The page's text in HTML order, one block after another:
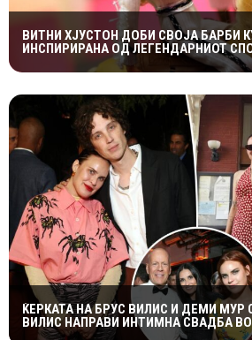
ВИТНИ ХЈУСТОН ДОБИ СВОЈА БАРБИ
ИНСПИРИРАНА ОД ЛЕГЕНДАРНИОТ СПОТ
WITH SOMEBODY“
ЌЕРКАТА НА БРУС ВИЛИС И ДЕМИ
ВИЛИС НАПРАВИ ИНТИМНА СВАДБА